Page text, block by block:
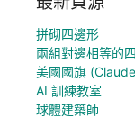
拼砌四邊形
兩組對邊相等的
美國國旗
AI 訓練教室
球體建築師